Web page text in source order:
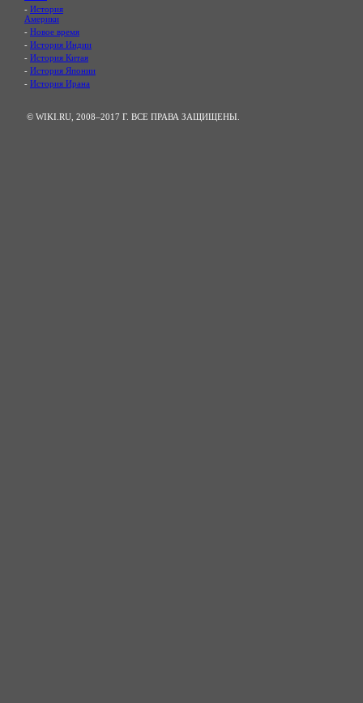
- История
Америки
- Новое время
- История Индии
- История Китая
- История Японии
- История Ирана
© WIKI.RU, 2008–2017 Г. ВСЕ ПРАВА ЗАЩИЩЕНЫ.